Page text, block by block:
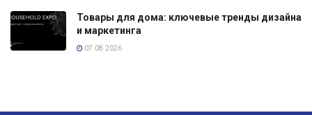
Товары для дома: ключевые тренды дизайна
и маркетинга
07.08.2026